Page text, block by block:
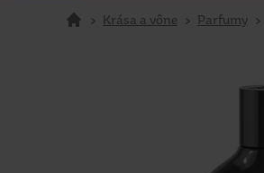
> Krása a vône > Parfumy >